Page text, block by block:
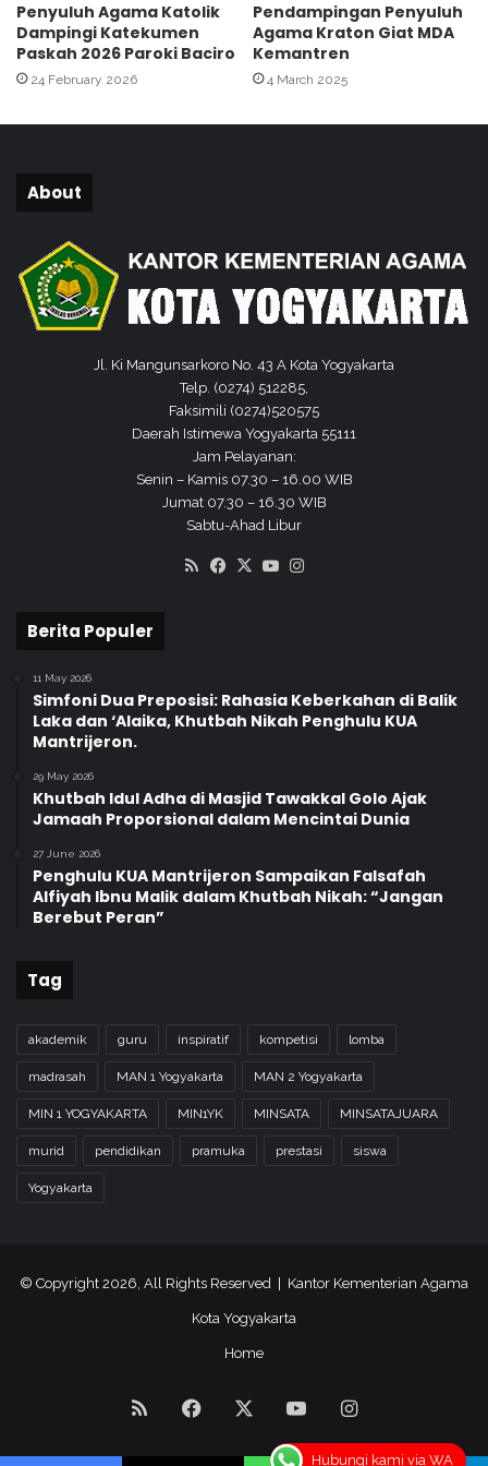
i
T
a
r
D
M
Penyuluh Agama Katolik
Dampingi Katekumen
Paskah 2026 Paroki Baciro
24 February 2026
Pendampingan Penyuluh
Agama Kraton Giat MDA
Kemantren
4 March 2025
About
Jl. Ki Mangunsarkoro No. 43 A Kota Yogyakarta
Telp. (0274) 512285,
Faksimili (0274)520575
Daerah Istimewa Yogyakarta 55111
Jam Pelayanan:
Senin – Kamis 07.30 – 16.00 WIB
Jumat 07.30 – 16.30 WIB
Sabtu-Ahad Libur
RSS Facebook
X YouTube
Berita Populer
11 May 2026
Simfoni Dua Preposisi: Rahasia Keberkahan di Balik
Laka dan ‘Alaika, Khutbah Nikah Penghulu KUA
Mantrijeron.
29 May 2026
Khutbah Idul Adha di Masjid Tawakkal Golo Ajak
Jamaah Proporsional dalam Mencintai Dunia
27 June 2026
Penghulu KUA Mantrijeron Sampaikan Falsafah
Alfiyah Ibnu Malik dalam Khutbah Nikah: “Jangan
Berebut Peran”
Tag
akademik guru inspiratif kompetisi lomba
madrasah MAN 1 Yogyakarta MAN 2 Yogyakarta
MIN 1 YOGYAKARTA MIN1YK MINSATA MINSATAJUARA
murid pendidikan pramuka prestasi siswa
Yogyakarta
© Copyright 2026, All Rights Reserved | Kantor Kementerian Agama
Kota Yogyakarta
Home
RSS Facebook YouTubeInstagram
Hubungi kami via WA